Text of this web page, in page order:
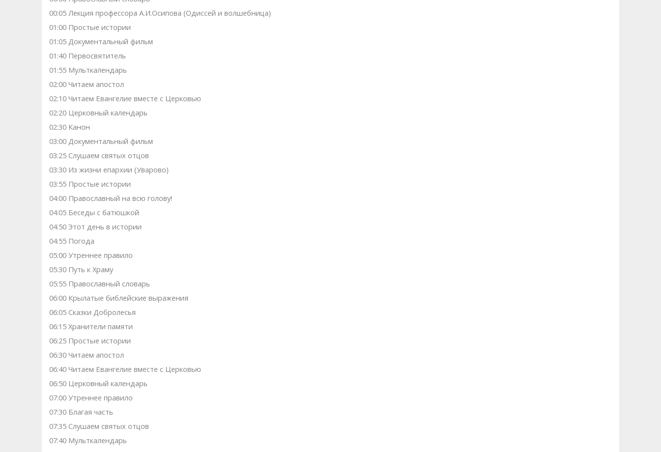
00:05 Лекция профессора А.И.Осипова (Одиссей и волшебница)
01:00 Простые истории
01:05 Документальный фильм
01:40 Первосвятитель
01:55 Мульткалендарь
02:00 Читаем апостол
02:10 Читаем Евангелие вместе с Церковью
02:20 Церковный календарь
02:30 Канон
03:00 Документальный фильм
03:25 Слушаем святых отцов
03:30 Из жизни епархии (Уварово)
03:55 Простые истории
04:00 Православный на всю голову!
04:05 Беседы с батюшкой
04:50 Этот день в истории
04:55 Погода
05:00 Утреннее правило
05:30 Путь к Храму
05:55 Православный словарь
06:00 Крылатые библейские выражения
06:05 Сказки Добролесья
06:15 Хранители памяти
06:25 Простые истории
06:30 Читаем апостол
06:40 Читаем Евангелие вместе с Церковью
06:50 Церковный календарь
07:00 Утреннее правило
07:30 Благая часть
07:35 Слушаем святых отцов
07:40 Мульткалендарь